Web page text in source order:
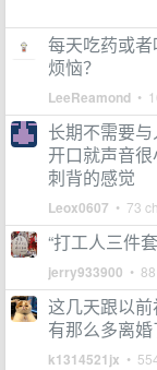
每天吃药或
烦恼？
LeeReamond •
长期不需要
开口就声音
刺背的感觉
Leox0607 • 73
“打工人三件
jerry933900 •
这几天跟以
有那么多离婚
k1314521jx •